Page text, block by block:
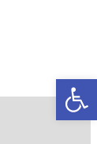
פתח סרגל נגישות